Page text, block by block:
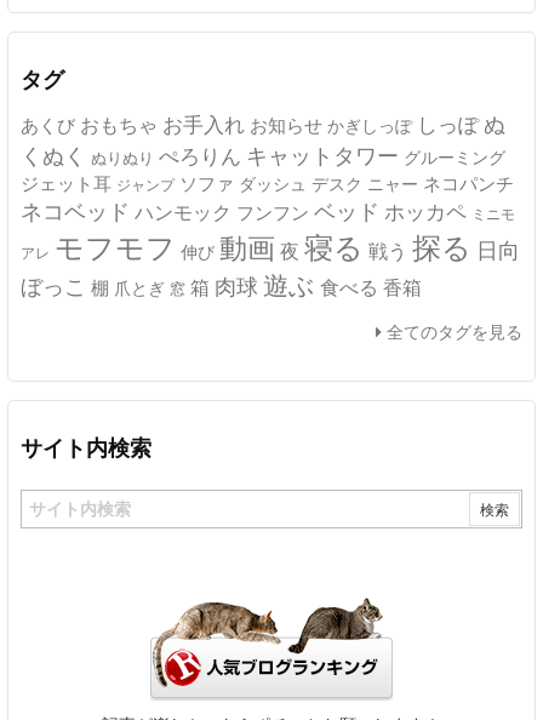
カ
イ
タグ
あくび おもちゃ お手入れ お知らせ かぎしっぽ しっぽ ぬ
くぬく ぬりぬり ぺろりん キャットタワー グルーミング
ジェット耳 ジャンプ ソファ ダッシュ デスク ニャー ネコパンチ
ネコベッド ハンモック フンフン ベッド ホッカペ ミニモ
アレ モフモフ 伸び 動画 夜 寝る 戦う 探る 日向
ぼっこ 棚 爪とぎ 窓 箱 肉球 遊ぶ 食べる 香箱
全てのタグを見る
サイト内検索